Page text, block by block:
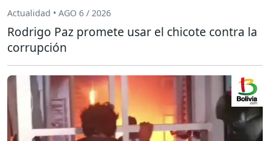
Actualidad • AGO 6 / 2026
Rodrigo Paz promete usar el chicote contra la
corrupción